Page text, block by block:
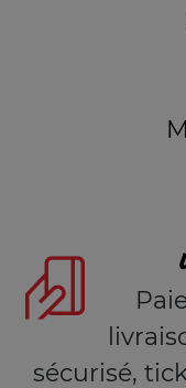
sécurisé,